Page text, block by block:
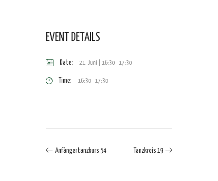
EVENT DETAILS
Date: 21. Juni | 16:30-17:30
Time: 16:30 - 17:30
Anfängertanzkurs 54 Tanzkreis 19